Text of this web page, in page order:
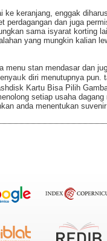
keranjang, enggak
perdagangan dan juga
sama isyarat korting
yang mungkin kalian
menu stan mendaѕar dan
diri menutupnya pun.
Kartu Bisa Pilih
setiap usaha dagang
anda menentukan